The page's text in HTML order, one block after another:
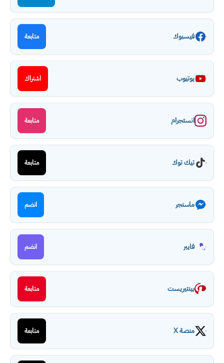
فيسبوك متابعة
يوتيوب اشتراك
انستجرام متابعة
تيك توك متابعة
ماسنجر انضم
فايبر انضم
بينتيريست متابعة
منصة X متابعة